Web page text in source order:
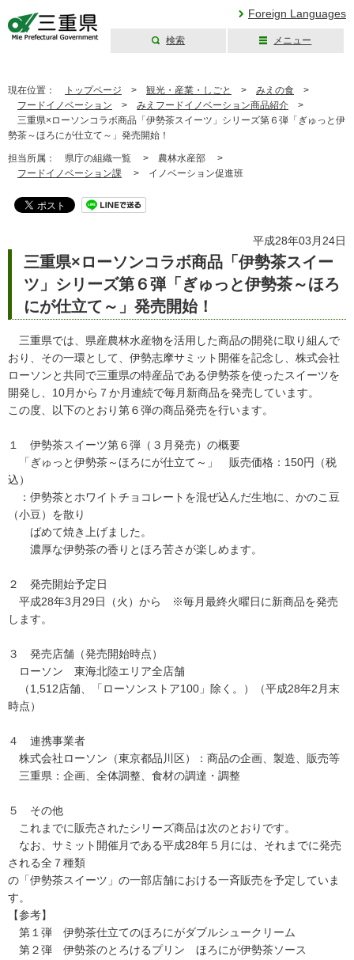
Foreign Languages
検索 メニュー
現在位置： トップページ > 観光・産業・しごと > みえの食 >
フードイノベーション > みえフードイノベーション商品紹介 >
三重県×ローソンコラボ商品「伊勢茶スイーツ」シリーズ第６弾「ぎゅっと伊
勢茶～ほろにが仕立て～」発売開始！
担当所属： 県庁の組織一覧 > 農林水産部 >
フードイノベーション課 > イノベーション促進班
平成28年03月24日
三重県×ローソンコラボ商品「伊勢茶スイー
ツ」シリーズ第６弾「ぎゅっと伊勢茶～ほろ
にが仕立て～」発売開始！
三重県では、県産農林水産物を活用した商品の開発に取り組んで
おり、その一環として、伊勢志摩サミット開催を記念し、株式会社
ローソンと共同で三重県の特産品である伊勢茶を使ったスイーツを
開発し、10月から７か月連続で毎月新商品を発売しています。
この度、以下のとおり第６弾の商品発売を行います。
１ 伊勢茶スイーツ第６弾（３月発売）の概要
「ぎゅっと伊勢茶～ほろにが仕立て～」 販売価格：150円（税
込）
：伊勢茶とホワイトチョコレートを混ぜ込んだ生地に、かのこ豆
（小豆）を散り
ばめて焼き上げました。
濃厚な伊勢茶の香りとほろ苦さが楽しめます。
２ 発売開始予定日
平成28年3月29日（火）から ※毎月最終火曜日に新商品を発売
します。
３ 発売店舗（発売開始時点）
ローソン 東海北陸エリア全店舗
（1,512店舗、「ローソンストア100」除く。）（平成28年2月末
時点）
４ 連携事業者
株式会社ローソン（東京都品川区）：商品の企画、製造、販売等
三重県：企画、全体調整、食材の調達・調整
５ その他
これまでに販売されたシリーズ商品は次のとおりです。
なお、サミット開催月である平成28年５月には、それまでに発売
される全７種類
の「伊勢茶スイーツ」の一部店舗における一斉販売を予定していま
す。
【参考】
第１弾 伊勢茶仕立てのほろにがダブルシュークリーム
第２弾 伊勢茶のとろけるプリン ほろにが伊勢茶ソース